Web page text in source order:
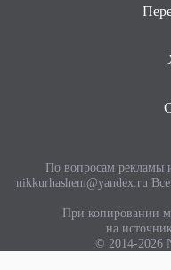
По вопросам рекламы
nikkurhashem@yandex.ruВсе
При копировании
на
© 2014-2026